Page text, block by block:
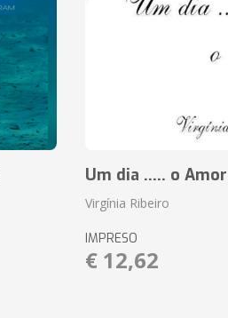
Um dia ..... o Amor
Virgínia Ribeiro
IMPRESO
€ 12,62